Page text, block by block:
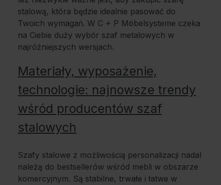
stalową, która będzie idealnie pasować do
Twoich wymagań. W C + P Möbelsysteme czeka
na Ciebie duży wybór szaf metalowych w
najróżniejszych wersjach.
Materiały, wyposażenie,
technologie: najnowsze trendy
wśród producentów szaf
stalowych
Szafy stalowe z możliwością personalizacji nadal
należą do bestsellerów wśród mebli w obszarze
komercyjnym. Są stabilne, trwałe i łatwe w